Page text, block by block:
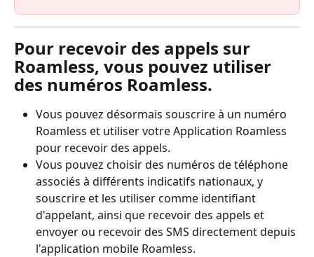
Pour recevoir des appels sur
Roamless, vous pouvez utiliser
des numéros Roamless.
Vous pouvez désormais souscrire à un numéro
Roamless et utiliser votre Application Roamless
pour recevoir des appels.
Vous pouvez choisir des numéros de téléphone
associés à différents indicatifs nationaux, y
souscrire et les utiliser comme identifiant
d'appelant, ainsi que recevoir des appels et
envoyer ou recevoir des SMS directement depuis
l'application mobile Roamless.